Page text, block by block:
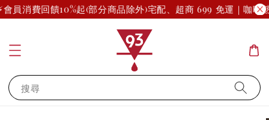
會員消費回饋10%起(部分商品除外)宅配、超商 699 免運｜咖啡
搜尋